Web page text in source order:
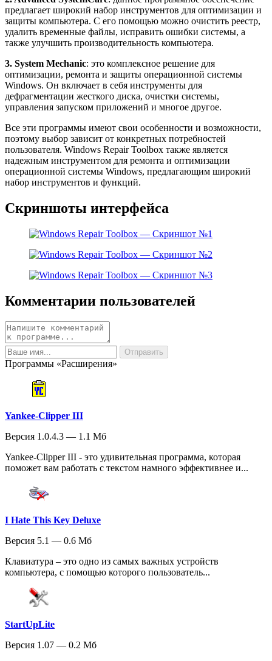
предлагает широкий набор инструментов для оптимизации и
защиты компьютера. С его помощью можно очистить реестр,
удалить временные файлы, исправить ошибки системы, а
также улучшить производительность компьютера.
3. System Mechanic: это комплексное решение для
оптимизации, ремонта и защиты операционной системы
Windows. Он включает в себя инструменты для
дефрагментации жесткого диска, очистки системы,
управления запуском приложений и многое другое.
Все эти программы имеют свои особенности и возможности,
поэтому выбор зависит от конкретных потребностей
пользователя. Windows Repair Toolbox также является
надежным инструментом для ремонта и оптимизации
операционной системы Windows, предлагающим широкий
набор инструментов и функций.
Скриншоты интерфейса
Комментарии пользователей
Программы «Расширения»
Yankee-Clipper III
Версия 1.0.4.3 — 1.1 Мб
Yankee-Clipper III - это удивительная программа, которая
поможет вам работать с текстом намного эффективнее и...
I Hate This Key Deluxe
Версия 5.1 — 0.6 Мб
Клавиатура – это одно из самых важных устройств
компьютера, с помощью которого пользователь...
StartUpLite
Версия 1.07 — 0.2 Мб